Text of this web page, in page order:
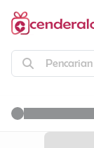
Pencarian